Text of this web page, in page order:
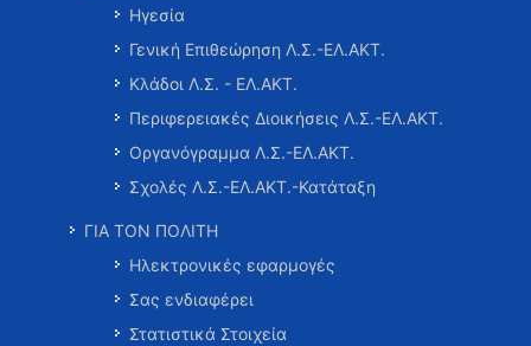
Ηγεσία
Γενική Επιθεώρηση Λ.Σ.-ΕΛ.ΑΚΤ.
Κλάδοι Λ.Σ. - ΕΛ.ΑΚΤ.
Περιφερειακές Διοικήσεις Λ.Σ.-ΕΛ.ΑΚΤ.
Οργανόγραμμα Λ.Σ.-ΕΛ.ΑΚΤ.
Σχολές Λ.Σ.-ΕΛ.ΑΚΤ.-Κατάταξη
ΓΙΑ ΤΟΝ ΠΟΛΙΤΗ
Ηλεκτρονικές εφαρμογές
Σας ενδιαφέρει
Στατιστικά Στοιχεία